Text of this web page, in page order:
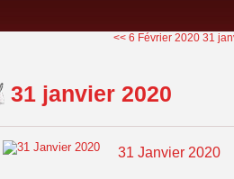
<< 6 Février 2020 31
31 janvier 2020
31 Janvier 2020